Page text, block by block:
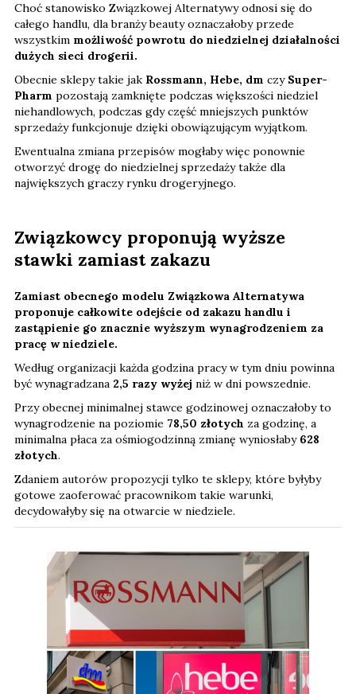
Choć stanowisko Związkowej Alternatywy odnosi się do
całego handlu, dla branży beauty oznaczałoby przede
wszystkim możliwość powrotu do niedzielnej działalności
dużych sieci drogerii.
Obecnie sklepy takie jak Rossmann, Hebe, dm czy Super-
Pharm pozostają zamknięte podczas większości niedziel
niehandlowych, podczas gdy część mniejszych punktów
sprzedaży funkcjonuje dzięki obowiązującym wyjątkom.
Ewentualna zmiana przepisów mogłaby więc ponownie
otworzyć drogę do niedzielnej sprzedaży także dla
największych graczy rynku drogeryjnego.
Związkowcy proponują wyższe
stawki zamiast zakazu
Zamiast obecnego modelu Związkowa Alternatywa
proponuje całkowite odejście od zakazu handlu i
zastąpienie go znacznie wyższym wynagrodzeniem za
pracę w niedziele.
Według organizacji każda godzina pracy w tym dniu powinna
być wynagradzana 2,5 razy wyżej niż w dni powszednie.
Przy obecnej minimalnej stawce godzinowej oznaczałoby to
wynagrodzenie na poziomie 78,50 złotych za godzinę, a
minimalna płaca za ośmiogodzinną zmianę wyniosłaby 628
złotych.
Zdaniem autorów propozycji tylko te sklepy, które byłyby
gotowe zaoferować pracownikom takie warunki,
decydowałyby się na otwarcie w niedziele.